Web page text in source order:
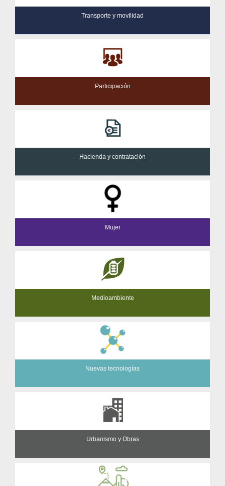
Transporte y movilidad
Participación
Hacienda y contratación
Mujer
Medioambiente
Nuevas tecnologías
Urbanismo y Obras